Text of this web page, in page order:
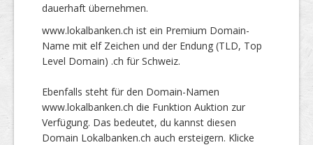
dauerhaft übernehmen.
www.lokalbanken.ch ist ein Premium Domain-
Name mit elf Zeichen und der Endung (TLD, Top
Level Domain) .ch für Schweiz.
Ebenfalls steht für den Domain-Namen
www.lokalbanken.ch die Funktion Auktion zur
Verfügung. Das bedeutet, du kannst diesen
Domain Lokalbanken.ch auch ersteigern. Klicke